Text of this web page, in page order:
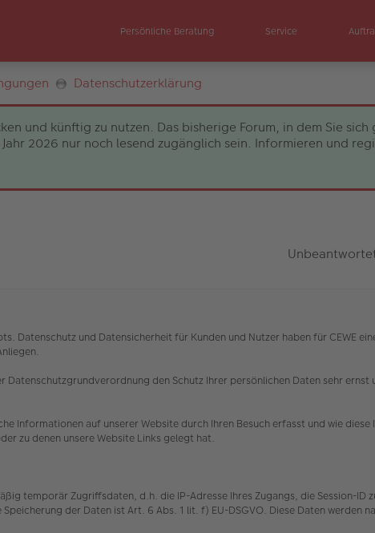
Persönliche Beratung Service
Datenschutzerklärung
und künftig zu nutzen. Das bisherige Forum, in dem Sie
2026 nur noch lesend zugänglich sein. Informieren und
Datenschutz und Datensicherheit für Kunden und Nutzer haben für CEWE
den Schutz Ihrer persönlichen Daten sehr ernst
Informationen auf unserer Website durch Ihren Besuch erfasst und wie
zu denen unsere Website Links gelegt hat.
temporär Zugriffsdaten, d.h. die IP-Adresse Ihres Zugangs, die Session-ID
der Daten ist Art. 6 Abs. 1 lit. f) EU-DSGVO. Diese Daten werden